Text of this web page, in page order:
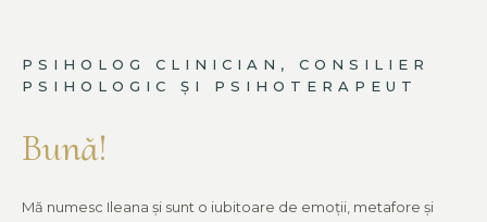
PSIHOLOG CLINICIAN, CONSILIER
PSIHOLOGIC ȘI PSIHOTERAPEUT
Bună!
Mă numesc Ileana și sunt o iubitoare de emoții, metafore și